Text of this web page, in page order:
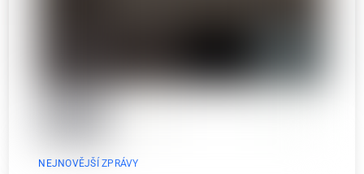
NEJNOVĚJŠÍ ZPRÁVY